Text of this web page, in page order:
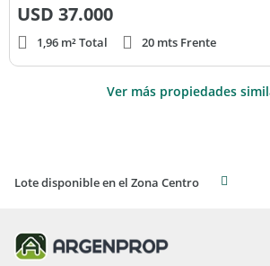
USD 37.000
1,96 m² Total 20 mts Frente
Ver más propiedades
Lote disponible en el Zona Centro